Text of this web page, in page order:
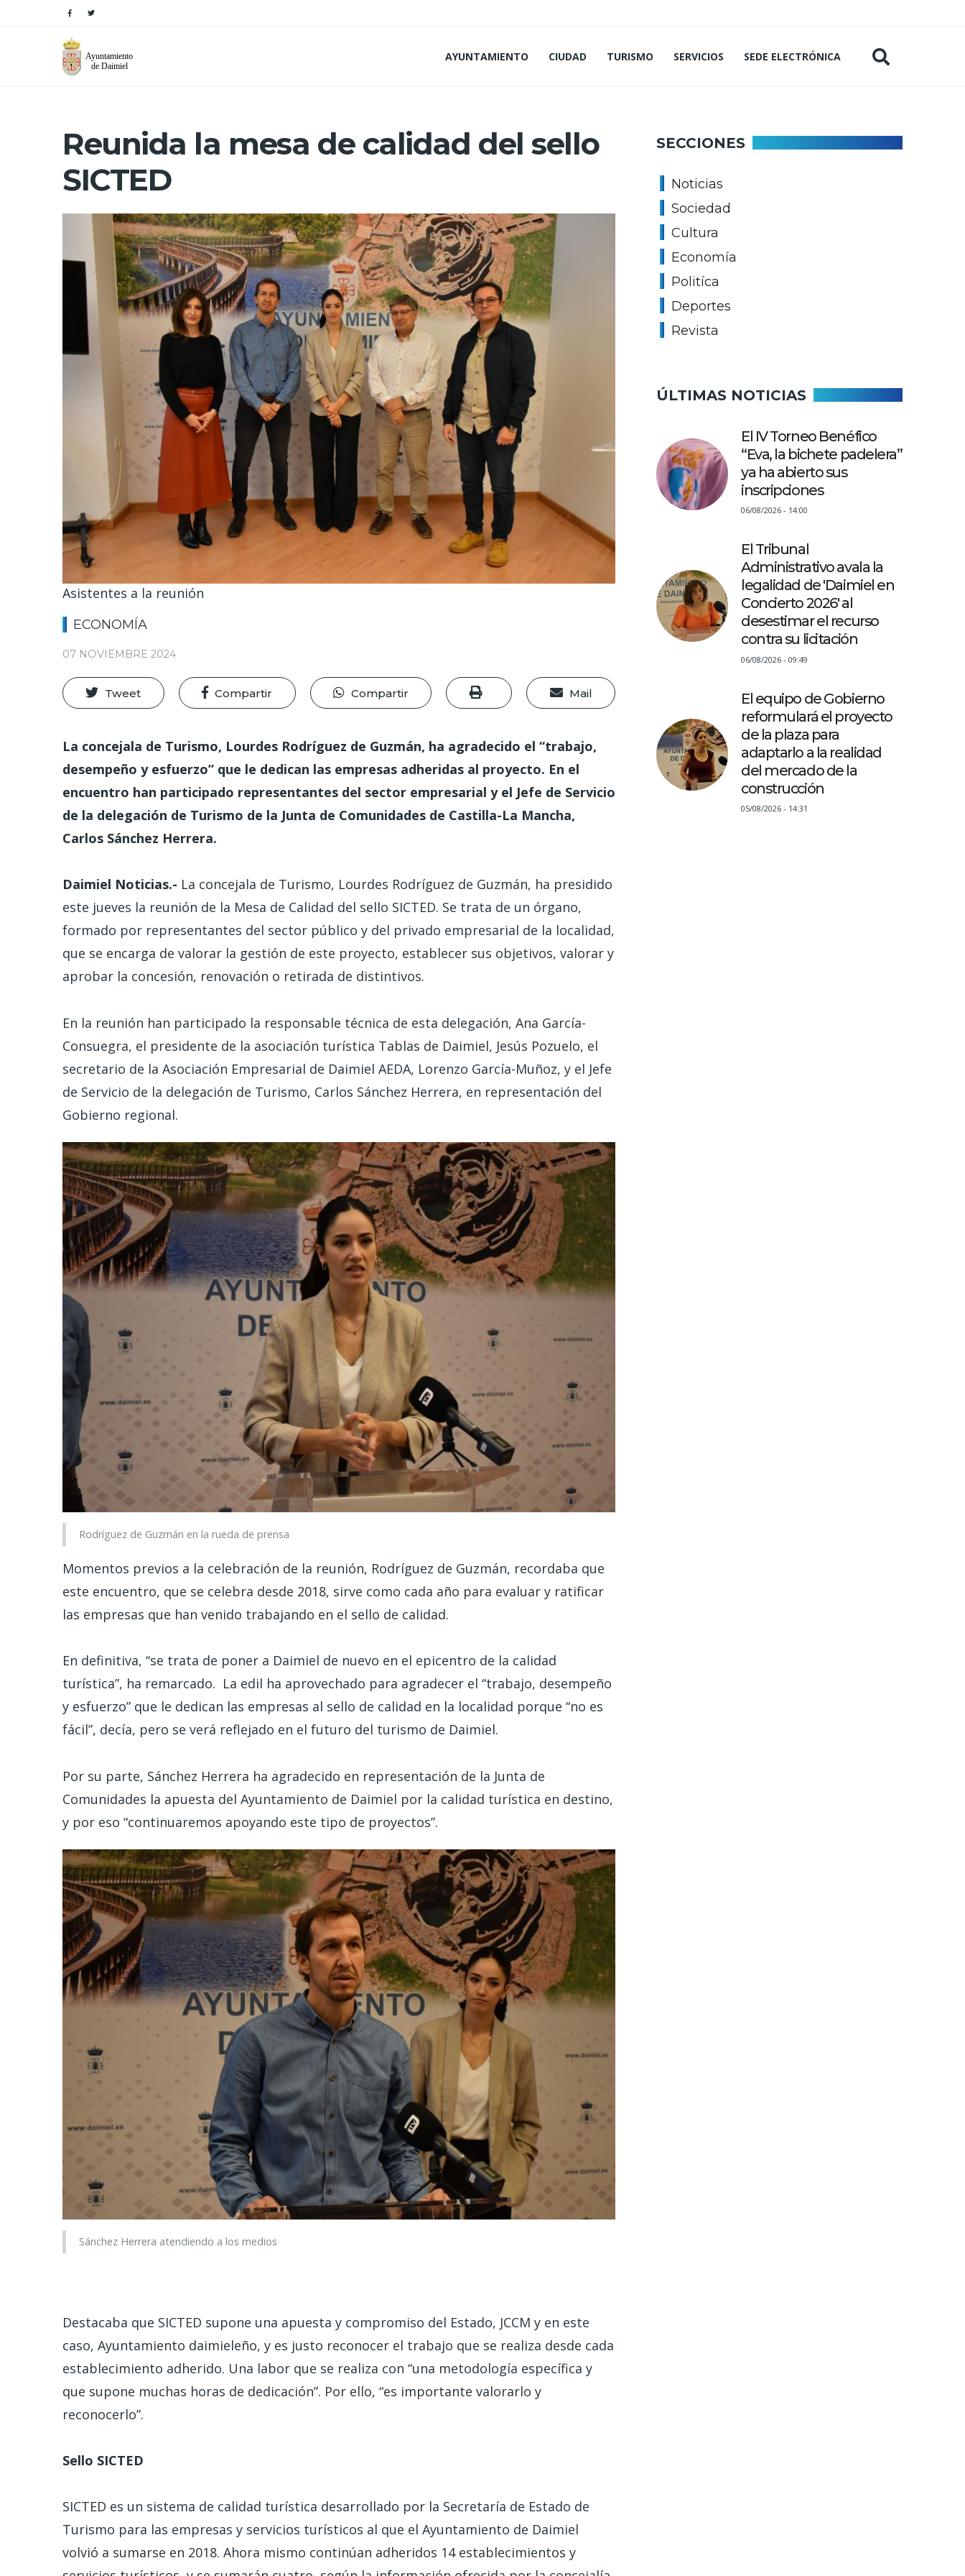
AYUNTAMIENTO CIUDAD TURISMO SERVICIOS SEDE ELECTRÓNICA
Reunida la mesa de calidad del sello
SICTED
Asistentes a la reunión
ECONOMÍA
07 NOVIEMBRE 2024
Tweet Compartir Compartir Mail
La concejala de Turismo, Lourdes Rodríguez de Guzmán, ha agradecido el “trabajo,
desempeño y esfuerzo” que le dedican las empresas adheridas al proyecto. En el
encuentro han participado representantes del sector empresarial y el Jefe de Servicio
de la delegación de Turismo de la Junta de Comunidades de Castilla-La Mancha,
Carlos Sánchez Herrera.
Daimiel Noticias.- La concejala de Turismo, Lourdes Rodríguez de Guzmán, ha presidido
este jueves la reunión de la Mesa de Calidad del sello SICTED. Se trata de un órgano,
formado por representantes del sector público y del privado empresarial de la localidad,
que se encarga de valorar la gestión de este proyecto, establecer sus objetivos, valorar y
aprobar la concesión, renovación o retirada de distintivos.
En la reunión han participado la responsable técnica de esta delegación, Ana García-
Consuegra, el presidente de la asociación turística Tablas de Daimiel, Jesús Pozuelo, el
secretario de la Asociación Empresarial de Daimiel AEDA, Lorenzo García-Muñoz, y el Jefe
de Servicio de la delegación de Turismo, Carlos Sánchez Herrera, en representación del
Gobierno regional.
Rodríguez de Guzmán en la rueda de prensa
Momentos previos a la celebración de la reunión, Rodríguez de Guzmán, recordaba que
este encuentro, que se celebra desde 2018, sirve como cada año para evaluar y ratificar
las empresas que han venido trabajando en el sello de calidad.
En definitiva, “se trata de poner a Daimiel de nuevo en el epicentro de la calidad
turística”, ha remarcado. La edil ha aprovechado para agradecer el “trabajo, desempeño
y esfuerzo” que le dedican las empresas al sello de calidad en la localidad porque “no es
fácil”, decía, pero se verá reflejado en el futuro del turismo de Daimiel.
Por su parte, Sánchez Herrera ha agradecido en representación de la Junta de
Comunidades la apuesta del Ayuntamiento de Daimiel por la calidad turística en destino,
y por eso “continuaremos apoyando este tipo de proyectos”.
Sánchez Herrera atendiendo a los medios
Destacaba que SICTED supone una apuesta y compromiso del Estado, JCCM y en este
caso, Ayuntamiento daimieleño, y es justo reconocer el trabajo que se realiza desde cada
establecimiento adherido. Una labor que se realiza con “una metodología específica y
que supone muchas horas de dedicación”. Por ello, “es importante valorarlo y
reconocerlo”.
Sello SICTED
SICTED es un sistema de calidad turística desarrollado por la Secretaría de Estado de
Turismo para las empresas y servicios turísticos al que el Ayuntamiento de Daimiel
volvió a sumarse en 2018. Ahora mismo continúan adheridos 14 establecimientos y
SECCIONES
Noticias
Sociedad
Cultura
Economía
Politíca
Deportes
Revista
ÚLTIMAS NOTICIAS
El IV Torneo Benéfico
“Eva, la bichete padelera”
ya ha abierto sus
inscripciones
06/08/2026 - 14:00
El Tribunal
Administrativo avala la
legalidad de 'Daimiel en
Concierto 2026' al
desestimar el recurso
contra su licitación
06/08/2026 - 09:49
El equipo de Gobierno
reformulará el proyecto
de la plaza para
adaptarlo a la realidad
del mercado de la
construcción
05/08/2026 - 14:31